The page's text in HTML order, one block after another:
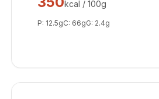
kcal / 100g
P: 12.5gC: 66gG: 2.4g